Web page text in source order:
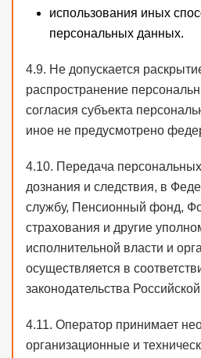
использования иных
персональных данных.
4.9. Не допускается
распространение
согласия субъекта
иное не предусмотрено
4.10. Передача
дознания и следствия, в
службу, Пенсионный фонд,
страхования и другие
исполнительной власти и
осуществляется в
законодательства
4.11. Оператор принимает
организационные и